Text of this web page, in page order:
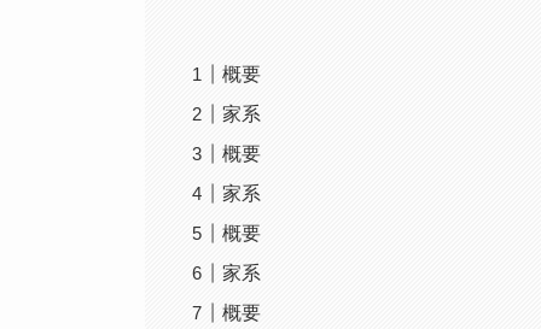
概要
家系
概要
家系
概要
家系
概要